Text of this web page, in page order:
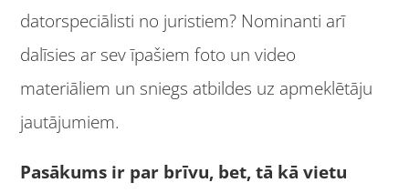
datorspeciālisti no juristiem? Nominanti arī
dalīsies ar sev īpašiem foto un video
materiāliem un sniegs atbildes uz apmeklētāju
jautājumiem.
Pasākums ir par brīvu, bet, tā kā vietu